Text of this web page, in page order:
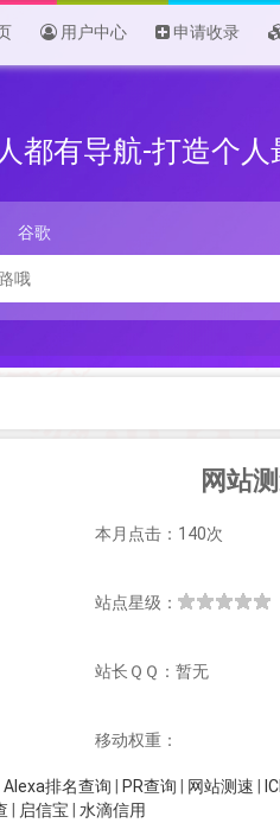
用户中心 申请收录
都有导航-打造个人
谷歌
网站
本月点击：140次
站点星级：
站长ＱＱ：暂无
移动权重：
Alexa排名查询 PR查询 网站测速
启信宝 水滴信用